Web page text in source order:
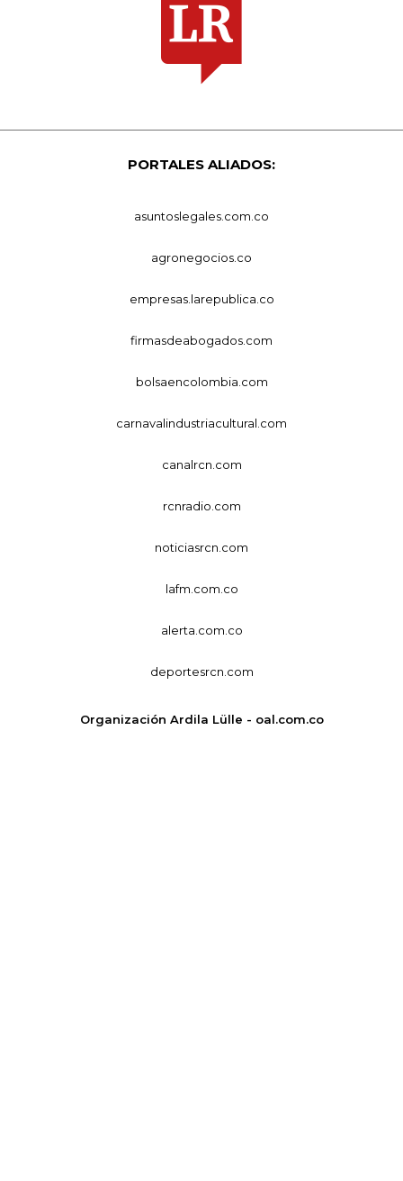
PORTALES ALIADOS:
asuntoslegales.com.co
agronegocios.co
empresas.larepublica.co
firmasdeabogados.com
bolsaencolombia.com
carnavalindustriacultural.com
canalrcn.com
rcnradio.com
noticiasrcn.com
lafm.com.co
alerta.com.co
deportesrcn.com
Organización Ardila Lülle - oal.com.co